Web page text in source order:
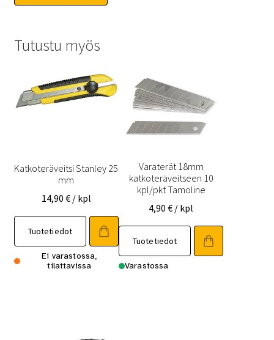
Tutustu myös
Katkoteräveitsi Stanley 25
mm
14,90 € / kpl
Tuotetiedot
Ei varastossa,
tilattavissa
Varaterät 18mm
katkoteräveitseen 10
kpl/pkt Tamoline
4,90€ / kpl
Tuotetiedot
Varastossa